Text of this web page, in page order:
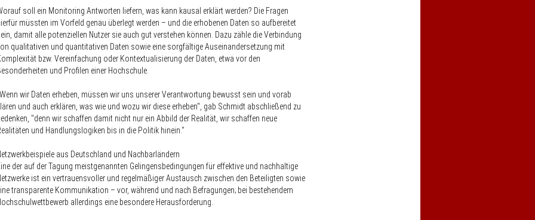
soll ein Monitoring Antworten liefern, was kann kausal erklärt werden? Die Fragen
müssten im Vorfeld genau überlegt werden – und die erhobenen Daten so aufbereitet
damit alle potenziellen Nutzer sie auch gut verstehen können. Dazu zähle die Verbindung
qualitativen und quantitativen Daten sowie eine sorgfältige Auseinandersetzung mit
bzw. Vereinfachung oder Kontextualisierung der Daten, etwa vor den
und Profilen einer Hochschule.
wir Daten erheben, müssen wir uns unserer Verantwortung bewusst sein und vorab
und auch erklären, was wie und wozu wir diese erheben", gab Schmidt abschließend zu
"denn wir schaffen damit nicht nur ein Abbild der Realität, wir schaffen neue
und Handlungslogiken bis in die Politik hinein."
aus Deutschland und Nachbarländern
der auf der Tagung meistgenannten Gelingensbedingungen für effektive und nachhaltige
ist ein vertrauensvoller und regelmäßiger Austausch zwischen den Beteiligten sowie
transparente Kommunikation – vor, während und nach Befragungen; bei bestehendem
allerdings eine besondere Herausforderung.